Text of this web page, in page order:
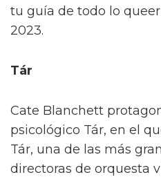
tu guía de todo lo
2023.
Tár
Cate Blanchett
psicológico Tár, en el
Tár, una de las más
directoras de orquesta